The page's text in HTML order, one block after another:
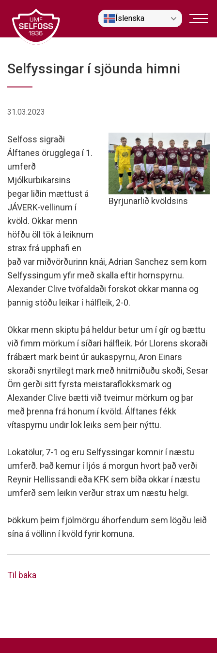
efni
Íslenska
Selfyssingar í sjöunda himni
31.03.2023
Byrjunarlið kvöldsins
Selfoss sigraði
Álftanes örugglega í 1.
umferð
Mjólkurbikarsins
þegar liðin mættust á
JÁVERK-vellinum í
kvöld. Okkar menn
höfðu öll tök á leiknum
strax frá upphafi en
það var miðvörðurinn knái, Adrian Sanchez sem kom
Selfyssingum yfir með skalla eftir hornspyrnu.
Alexander Clive tvöfaldaði forskot okkar manna og
þannig stóðu leikar í hálfleik, 2-0.
Okkar menn skiptu þá heldur betur um í gír og bættu
við fimm mörkum í síðari hálfleik. Þór Llorens skoraði
frábært mark beint úr aukaspyrnu, Aron Einars
skoraði snyrtilegt mark með hnitmiðuðu skoði, Sesar
Örn gerði sitt fyrsta meistaraflokksmark og
Alexander Clive bætti við tveimur mörkum og þar
með þrenna frá honum í kvöld. Álftanes fékk
vítaspyrnu undir lok leiks sem þeir nýttu.
Lokatölur, 7-1 og eru Selfyssingar komnir í næstu
umferð. Það kemur í ljós á morgun hvort það verði
Reynir Hellissandi eða KFK sem bíða okkar í næstu
umferð sem leikin verður strax um næstu helgi.
Þökkum þeim fjölmörgu áhorfendum sem lögðu leið
sína á völlinn í kvöld fyrir komuna.
Til baka